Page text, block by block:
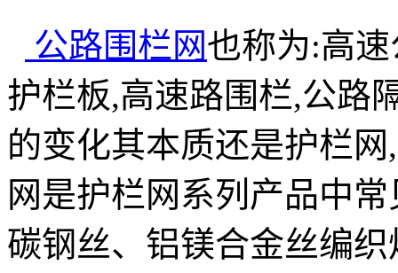
公路围栏网也称为:高
护栏板,高速路围栏,公路
的变化其本质还是护栏
网是护栏网系列产品中
碳钢丝、铝镁合金丝编